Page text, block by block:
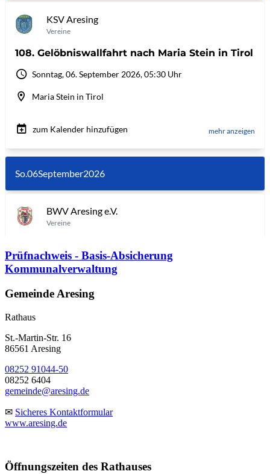
Prüfnachweis - Basis-Absicherung
Kommunalverwaltung
Gemeinde Aresing
Rathaus
St.-Martin-Str. 16
86561 Aresing
08252 91044-50
08252 6404
gemeinde@aresing.de
✉ Sicheres Kontaktformular
www.aresing.de
Öffnungszeiten des Rathauses